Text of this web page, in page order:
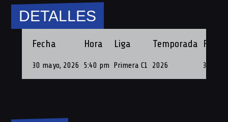
DETALLES
Fecha Hora Liga Temporada
30 mayo, 2026 5:40 pm Primera C1 2026 30 de